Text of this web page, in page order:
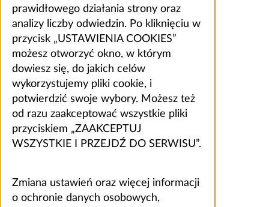
prawidłowego działania strony oraz
analizy liczby odwiedzin. Po kliknięciu w
przycisk „USTAWIENIA COOKIES”
możesz otworzyć okno, w którym
dowiesz się, do jakich celów
wykorzystujemy pliki cookie, i
potwierdzić swoje wybory. Możesz też
od razu zaakceptować wszystkie pliki
przyciskiem „ZAAKCEPTUJ
WSZYSTKIE I PRZEJDŹ DO SERWISU”.
Zmiana ustawień oraz więcej informacji
o ochronie danych osobowych,